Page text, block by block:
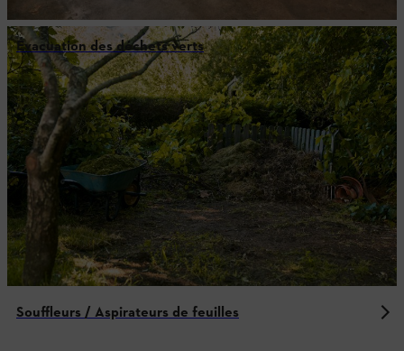
Évacuation des déchets verts
Souffleurs / Aspirateurs de feuilles